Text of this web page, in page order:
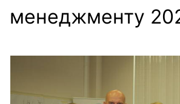
менеджменту